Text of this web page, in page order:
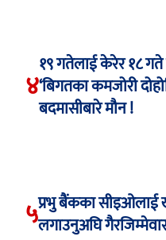
४
१९ गतेलाई केरेर १८
‘बिगतका कमजोरी
बदमासीबारे मौन !
५प्रभु बैंकका सीइओलाई
लगाउनुअघि